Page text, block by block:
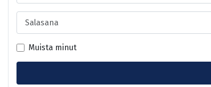
Salasana
Muista minut